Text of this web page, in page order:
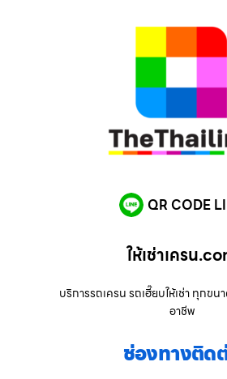
QR CODE
ให้เช่าเครน
บริการรถเครน รถเฮี๊ยบให้เช่า ทุกข
อาชีพ
ช่องทางติด